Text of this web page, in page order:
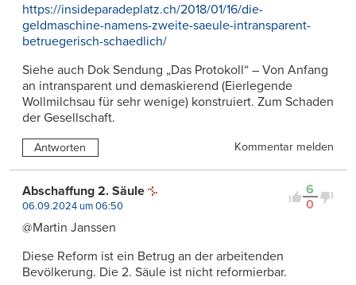
https://insideparadeplatz.ch/2018/01/16/die-
geldmaschine-namens-zweite-saeule-intransparent-
betruegerisch-schaedlich/
Siehe auch Dok Sendung „Das Protokoll“ – Von Anfang
an intransparent und demaskierend (Eierlegende
Wollmilchsau für sehr wenige) konstruiert. Zum Schaden
der Gesellschaft.
Antworten Kommentar melden
6
0
Abschaffung 2. Säule
06.09.2024 um 06:50
@Martin Janssen
Diese Reform ist ein Betrug an der arbeitenden
Bevölkerung. Die 2. Säule ist nicht reformierbar.